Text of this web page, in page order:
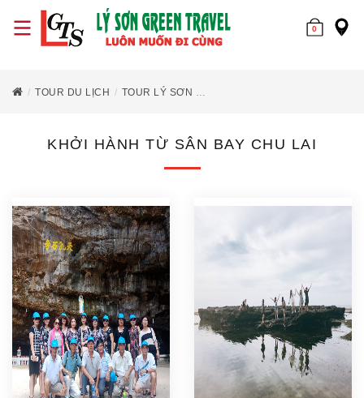
0
TOUR DU LỊCH TOUR LÝ SƠN KHỞI HÀNH TỪ SÂN BAY CHU
KHỞI HÀNH TỪ SÂN BAY CHU LAI